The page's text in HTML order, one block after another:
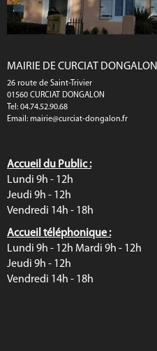
MAIRIE DE CURCIAT DONGALON
26 route de Saint-Trivier
01560 CURCIAT DONGALON
Tel: 04.74.52.90.68
Email: mairie@curciat-dongalon.fr
Accueil du Public :
Lundi 9h - 12h
Jeudi 9h - 12h
Vendredi 14h - 18h
Accueil téléphonique :
Lundi 9h - 12h Mardi 9h - 12h
Jeudi 9h - 12h
Vendredi 14h - 18h